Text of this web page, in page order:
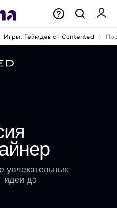
Игры. Геймдев от Contented
увлекательных
идеи до